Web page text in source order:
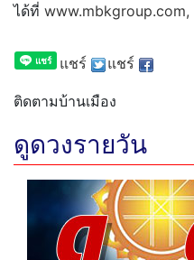
ได้ที่ www.mbkgroup.com,
แชร์ แชร์
ติดตามบ้านเมือง
ดูดวงรายวัน